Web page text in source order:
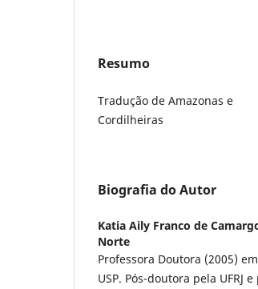
Resumo
Tradução de Amazonas e
Cordilheiras
Biografia do Autor
Katia Aily Franco de
Norte
Professora Doutora (2005)
USP. Pós-doutora pela UFRJ